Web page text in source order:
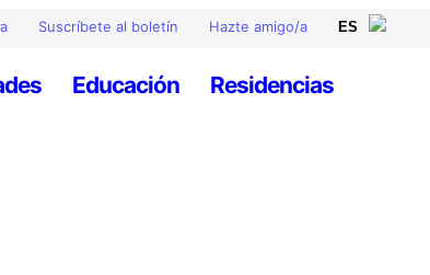
Suscríbete al boletín Hazte amigo/a
Educación Residencias